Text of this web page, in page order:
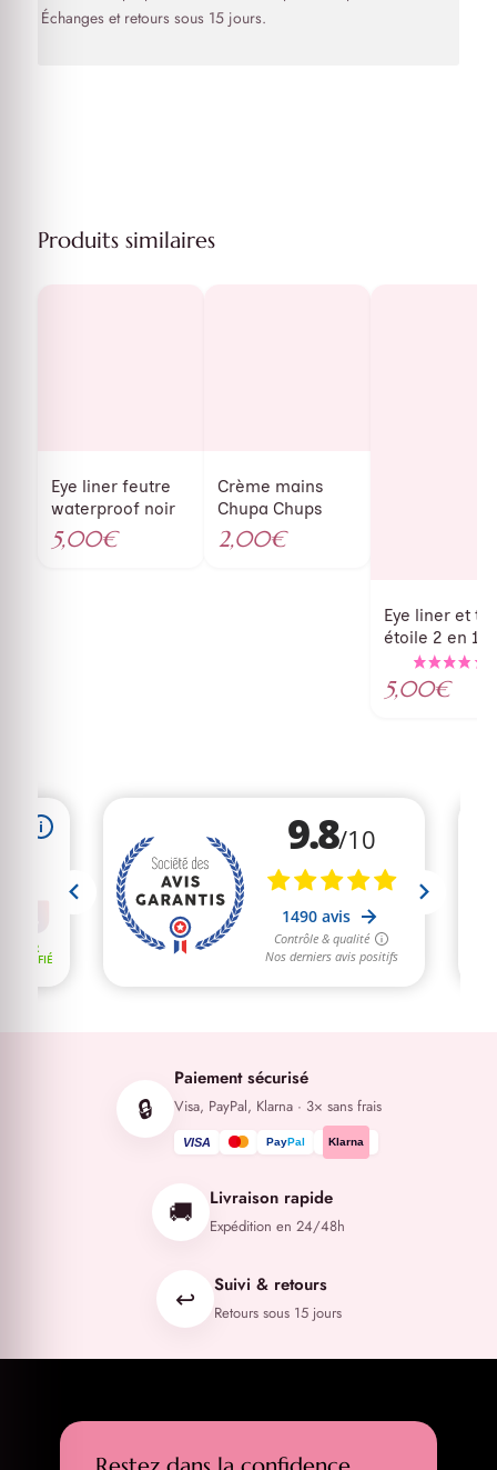
Échanges et retours sous 15 jours.
Produits similaires
Eye liner feutre
waterproof noir
5,00€
Crème mains
Chupa Chups
2,00€
Eye liner et
étoile 2 en 1
5,00€
🔒
Paiement sécurisé
Visa, PayPal, Klarna · 3× sans frais
VISA PayPal Klarna
🚚 Livraison rapide
Expédition en 24/48h
↩️ Suivi & retours
Retours sous 15 jours